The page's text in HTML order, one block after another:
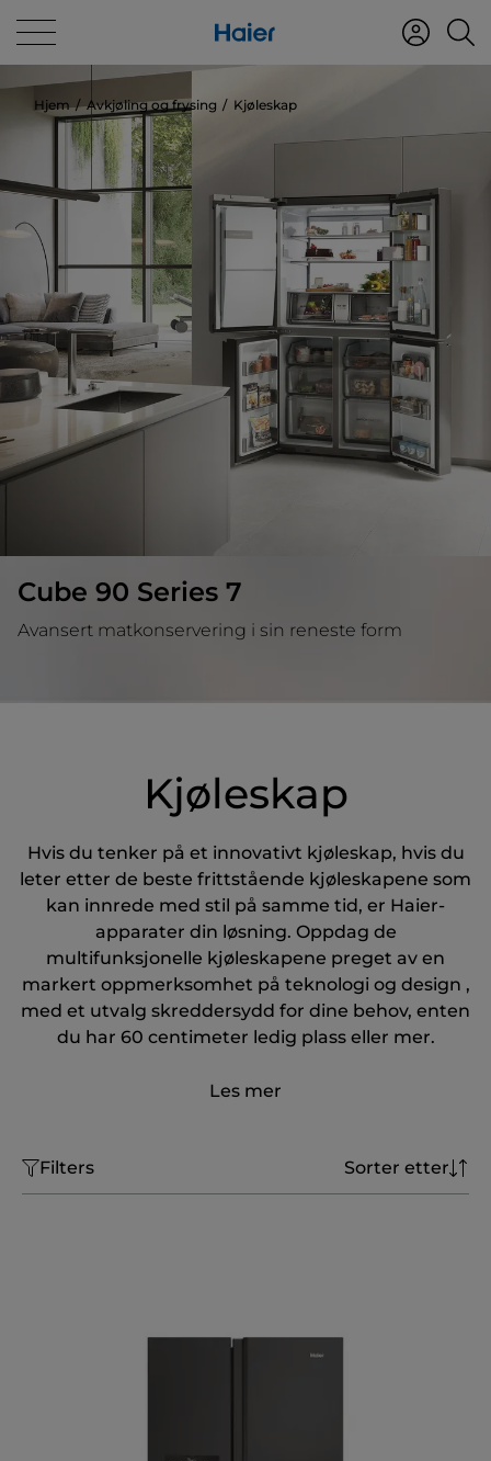
Hjem Avkjøling og frysing Kjøleskap
Cube 90 Series 7
Avansert matkonservering i sin reneste form
Kjøleskap
Hvis du tenker på et innovativt kjøleskap, hvis du
leter etter de beste frittstående kjøleskapene som
kan innrede med stil på samme tid, er Haier-
apparater din løsning. Oppdag de
multifunksjonelle kjøleskapene preget av en
markert oppmerksomhet på teknologi og design ,
med et utvalg skreddersydd for dine behov, enten
du har 60 centimeter ledig plass eller mer.
Les mer
Filters Sorter etter